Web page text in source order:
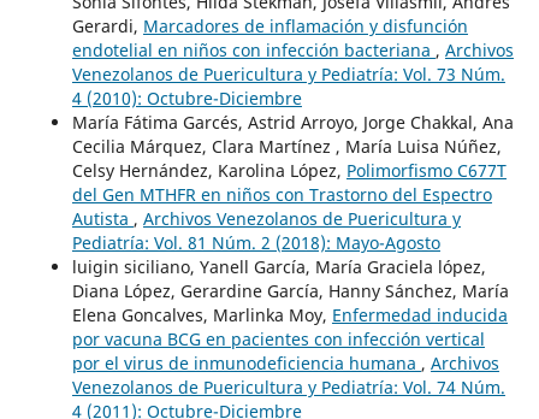
Gerardi, Marcadores de inflamación y disfunción
endotelial en niños con infección bacteriana , Archivos
Venezolanos de Puericultura y Pediatría: Vol. 73 Núm.
4 (2010): Octubre-Diciembre
María Fátima Garcés, Astrid Arroyo, Jorge Chakkal, Ana
Cecilia Márquez, Clara Martínez , María Luisa Núñez,
Celsy Hernández, Karolina López, Polimorfismo C677T
del Gen MTHFR en niños con Trastorno del Espectro
Autista , Archivos Venezolanos de Puericultura y
Pediatría: Vol. 81 Núm. 2 (2018): Mayo-Agosto
luigin siciliano, Yanell García, María Graciela lópez,
Diana López, Gerardine García, Hanny Sánchez, María
Elena Goncalves, Marlinka Moy, Enfermedad inducida
por vacuna BCG en pacientes con infección vertical
por el virus de inmunodeficiencia humana , Archivos
Venezolanos de Puericultura y Pediatría: Vol. 74 Núm.
4 (2011): Octubre-Diciembre